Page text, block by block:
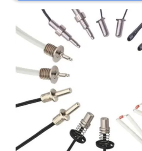
SITEMAP
PRIVACY
POLICY